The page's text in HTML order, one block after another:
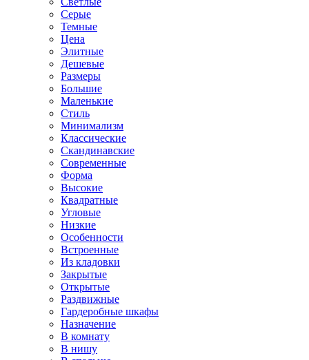
Серые
Темные
Цена
Элитные
Дешевые
Размеры
Большие
Маленькие
Стиль
Минимализм
Классические
Скандинавские
Современные
Форма
Высокие
Квадратные
Угловые
Низкие
Особенности
Встроенные
Из кладовки
Закрытые
Открытые
Раздвижные
Гардеробные шкафы
Назначение
В комнату
В нишу